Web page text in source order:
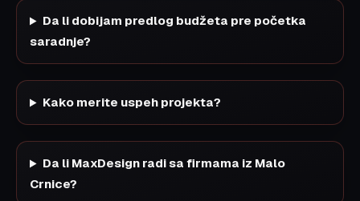
Da li dobijam predlog budžeta pre početka
saradnje?
Kako merite uspeh projekta?
Da li MaxDesign radi sa firmama iz Malo
Crnice?